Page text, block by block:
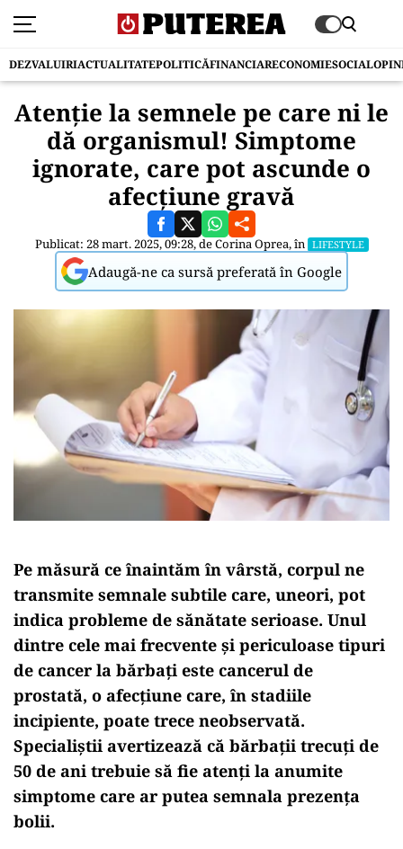
DEZVALUIRIACTUALITATEPOLITICĂFINANCIARECONOMIESOCIAL
Atenție la semnele pe care ni le
dă organismul! Simptome
ignorate, care pot ascunde o
afecțiune gravă
Publicat: 28 mart. 2025, 09:28, deCorina Oprea, în LIFESTYLE
Adaugă-ne ca sursă preferată în Google
Pe măsură ce înaintăm în vârstă, corpul ne
transmite semnale subtile care, uneori, pot
indica probleme de sănătate serioase. Unul
dintre cele mai frecvente și periculoase tipuri
de cancer la bărbați este cancerul de
prostată, o afecțiune care, în stadiile
incipiente, poate trece neobservată.
Specialiștii avertizează că bărbații trecuți de
50 de ani trebuie să fie atenți la anumite
simptome care ar putea semnala prezența
bolii.